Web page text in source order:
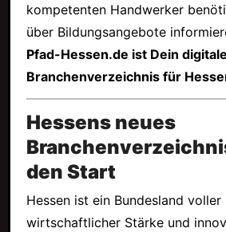
kompetenten Handwerker
über Bildungsangebote
Pfad-Hessen.de ist Dein
Branchenverzeichnis für
Hessens neues
den Start
Hessen ist ein Bundesland
wirtschaftlicher Stärke und